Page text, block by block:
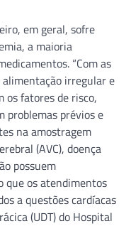
em geral, sofre
a maioria
“Com as
alimentação irregular e
os fatores de risco,
problemas prévios e
na amostragem
(AVC), doença
possuem
que os atendimentos
a questões cardíacas
(UDT) do Hospital